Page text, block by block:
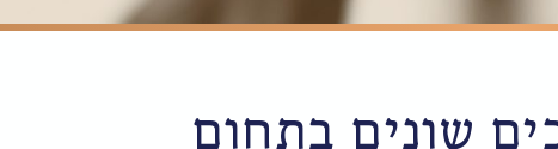
שונים בתחום